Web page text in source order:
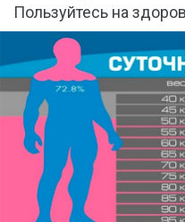
Пользуйтесь на